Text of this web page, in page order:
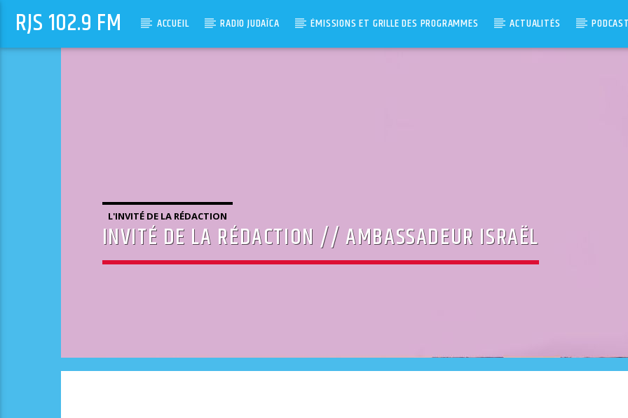
RJS 102.9 FM ACCUEIL RADIO JUDAÏCA ÉMISSIONS ET GRILLE DES PROGRAMMES ACTUALITÉS
L'INVITÉ DE LA RÉDACTION
INVITÉ DE LA RÉDACTION // AMBASSADEUR ISRAËL